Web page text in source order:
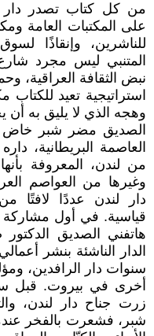
من كل كتاب تصدر دار
على المكتبات العامة
للناشرين، وإنقاذًا
المتنبي ليس مجرد
نبض الثقافة العراقية،
استراتيجية تعيد للكتاب
وهجه الذي لا يليق به أن
الصديق مضر شبر خاض
العاصمة البريطانية،
من لندن، المعروفة
وغيرها من العواصم
دار لندن عددًا لافتًا
قياسية. في أول مشاركة
هاتفني الصديق
الدار الناشئة بنشر
سنوات دار الرافدين،
أخرى في بيروت. قبل
زرت جناح دار لندن،
شبر، فشعرت بالفخر